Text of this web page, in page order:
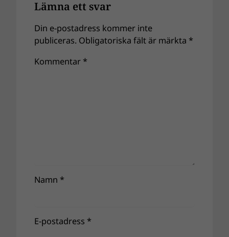
Lämna ett svar
Din e-postadress kommer inte
publiceras. Obligatoriska fält är märkta *
Kommentar *
Namn *
E-postadress *